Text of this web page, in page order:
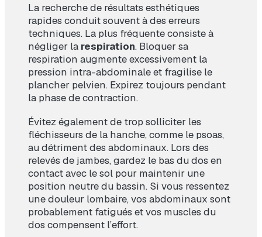
La recherche de résultats esthétiques
rapides conduit souvent à des erreurs
techniques. La plus fréquente consiste à
négliger la respiration. Bloquer sa
respiration augmente excessivement la
pression intra-abdominale et fragilise le
plancher pelvien. Expirez toujours pendant
la phase de contraction.
Évitez également de trop solliciter les
fléchisseurs de la hanche, comme le psoas,
au détriment des abdominaux. Lors des
relevés de jambes, gardez le bas du dos en
contact avec le sol pour maintenir une
position neutre du bassin. Si vous ressentez
une douleur lombaire, vos abdominaux sont
probablement fatigués et vos muscles du
dos compensent l’effort.